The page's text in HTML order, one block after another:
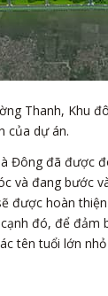
Thanh, Khu
của dự án.
Đông đã được
và đang bước
được hoàn
đó, để
tên tuổi lớn